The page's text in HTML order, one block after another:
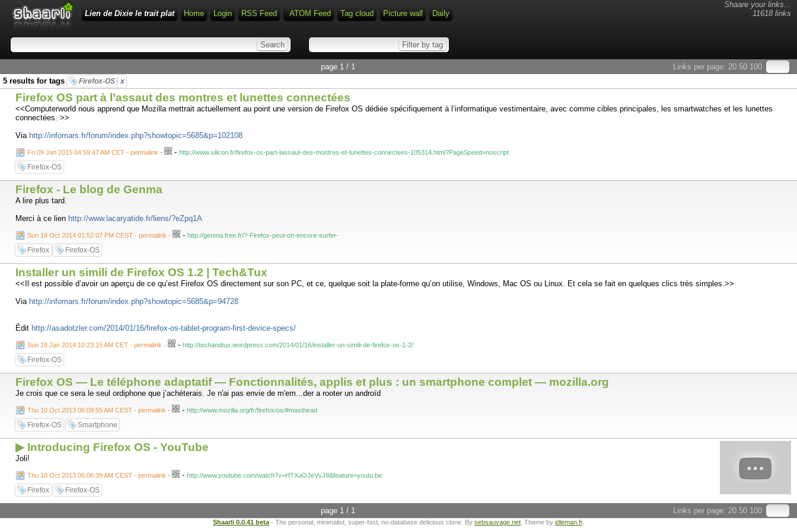
Shaare your links...
11618 links
Lien de Dixie le trait plat Home Login RSS Feed ATOM Feed Tag cloud Picture wall Daily
Links per page: 20 50 100
page 1 / 1
5 results for tags
Firefox-OS x
Firefox OS part à l’assaut des montres et lunettes connectées
<<Computerworld nous apprend que Mozilla mettrait actuellement au point une version de Firefox OS dédiée spécifiquement à l’informatique vestimentaire, avec comme cibles principales, les smartwatches et les lunettes
connectées. >>
Via http://infomars.fr/forum/index.php?showtopic=5685&p=102108
Fri 09 Jan 2015 04:59:47 AM CET - permalink - - http://www.silicon.fr/firefox-os-part-lassaut-des-montres-et-lunettes-connectees-105314.html?PageSpeed=noscript
Firefox-OS
Firefox - Le blog de Genma
A lire plus tard.
Merci à ce lien http://www.lacaryatide.fr/liens/?eZpq1A
Sun 19 Oct 2014 01:52:07 PM CEST - permalink - - http://genma.free.fr/?-Firefox-peut-on-encore-surfer-
Firefox Firefox-OS
Installer un simili de Firefox OS 1.2 | Tech&Tux
<<Il est possible d’avoir un aperçu de ce qu’est Firefox OS directement sur son PC, et ce, quelque soit la plate-forme qu’on utilise, Windows, Mac OS ou Linux. Et cela se fait en quelques clics très simples.>>
Via http://infomars.fr/forum/index.php?showtopic=5685&p=94728
Édit http://asadotzler.com/2014/01/16/firefox-os-tablet-program-first-device-specs/
Sun 19 Jan 2014 10:23:15 AM CET - permalink - - http://techandtux.wordpress.com/2014/01/16/installer-un-simili-de-firefox-os-1-2/
Firefox-OS
Firefox OS — Le téléphone adaptatif — Fonctionnalités, applis et plus : un smartphone complet — mozilla.org
Je crois que ce sera le seul ordiphone que j’achèterais. Je n'ai pas envie de m'em...der a rooter un androïd
Thu 10 Oct 2013 06:09:55 AM CEST - permalink - - http://www.mozilla.org/fr/firefox/os/#masthead
Firefox-OS Smartphone
▶ Introducing Firefox OS - YouTube
Joli!
Thu 10 Oct 2013 06:06:39 AM CEST - permalink - - http://www.youtube.com/watch?v=HTXaOJeVvJ8&feature=youtu.be
Firefox Firefox-OS
Links per page: 20 50 100
page 1 / 1
Shaarli 0.0.41 beta - The personal, minimalist, super-fast, no-database delicious clone. By sebsauvage.net . Theme by idleman.fr.